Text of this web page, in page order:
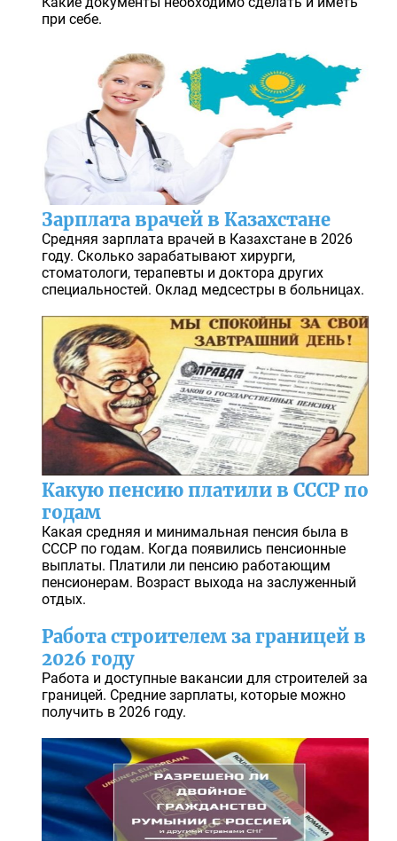
при себе.
Зарплата врачей в Казахстане
Средняя зарплата врачей в Казахстане в 2026
году. Сколько зарабатывают хирурги,
стоматологи, терапевты и доктора других
специальностей. Оклад медсестры в больницах.
Какую пенсию платили в СССР по
годам
Какая средняя и минимальная пенсия была в
СССР по годам. Когда появились пенсионные
выплаты. Платили ли пенсию работающим
пенсионерам. Возраст выхода на заслуженный
отдых.
Работа строителем за границей в
2026 году
Работа и доступные вакансии для строителей за
границей. Средние зарплаты, которые можно
получить в 2026 году.